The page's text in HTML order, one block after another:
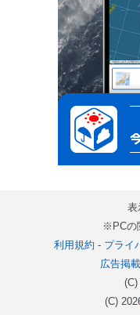
表
※PCの
利用規約 - プライ
広告掲載
(C)
(C)